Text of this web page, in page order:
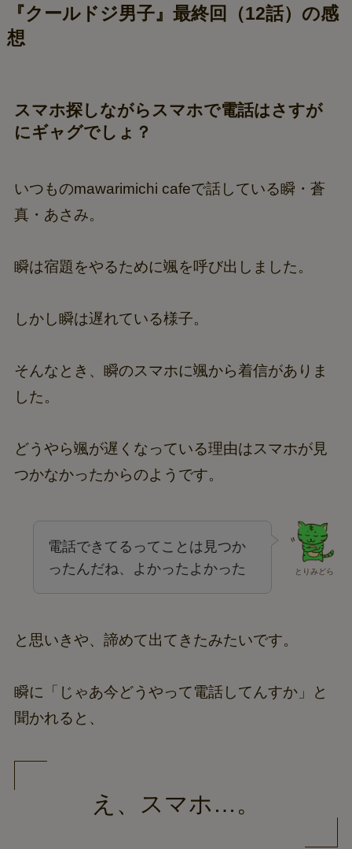
『クールドジ男子』最終回（12話）の感
想
スマホ探しながらスマホで電話はさすが
にギャグでしょ？
いつものmawarimichi cafeで話している瞬・蒼
真・あさみ。
瞬は宿題をやるために颯を呼び出しました。
しかし瞬は遅れている様子。
そんなとき、瞬のスマホに颯から着信がありま
した。
どうやら颯が遅くなっている理由はスマホが見
つかなかったからのようです。
とりみどら
電話できてるってことは見つか
ったんだね、よかったよかった
と思いきや、諦めて出てきたみたいです。
瞬に「じゃあ今どうやって電話してんすか」と
聞かれると、
え、スマホ…。